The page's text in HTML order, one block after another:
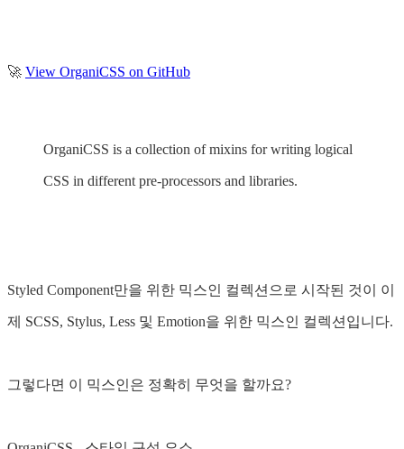
🚀 View OrganiCSS on GitHub
OrganiCSS is a collection of mixins for writing logical
CSS in different pre-processors and libraries.
Styled Component만을 위한 믹스인 컬렉션으로 시작된 것이 이
제 SCSS, Stylus, Less 및 Emotion을 위한 믹스인 컬렉션입니다.
그렇다면 이 믹스인은 정확히 무엇을 할까요?